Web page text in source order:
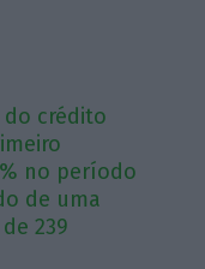
do crédito
no período
de uma
239